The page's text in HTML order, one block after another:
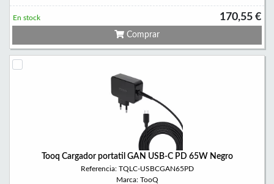
170,55 €
En stock
Comprar
Tooq Cargador portatil GAN USB-C PD 65W Negro
Referencia: TQLC-USBCGAN65PD
Marca: TooQ